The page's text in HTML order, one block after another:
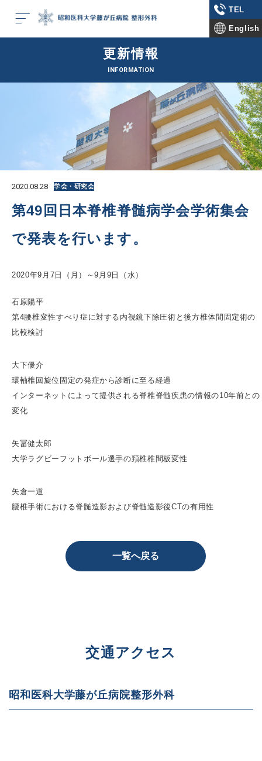
TEL
English
更新情報
INFORMATION
2020.08.28 学会・研究会
第49回日本脊椎脊髄病学会学術集会
で発表を行います。
2020年9月7日（月）～9月9日（水）
石原陽平
第4腰椎変性すべり症に対する内視鏡下除圧術と後方椎体間固定術の
比較検討
大下優介
環軸椎回旋位固定の発症から診断に至る経過
インターネットによって提供される脊椎脊髄疾患の情報の10年前との
変化
矢冨健太郎
大学ラグビーフットボール選手の頚椎椎間板変性
矢倉一道
腰椎手術における脊髄造影および脊髄造影後CTの有用性
一覧へ戻る
交通アクセス
昭和医科大学藤が丘病院整形外科